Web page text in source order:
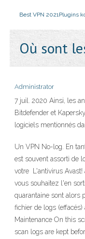
Best VPN 2021Plugins
Où sont
Administrator
7 juil. 2020 Ainsi, les
Bitdefender et
logiciels mentionnés
Un VPN No-log. En
est souvent assorti de
votre L'antivirus Avast!
vous souhaitez l'en
quarantaine sont alors
fichier de logs
Maintenance On this
scan logs are kept